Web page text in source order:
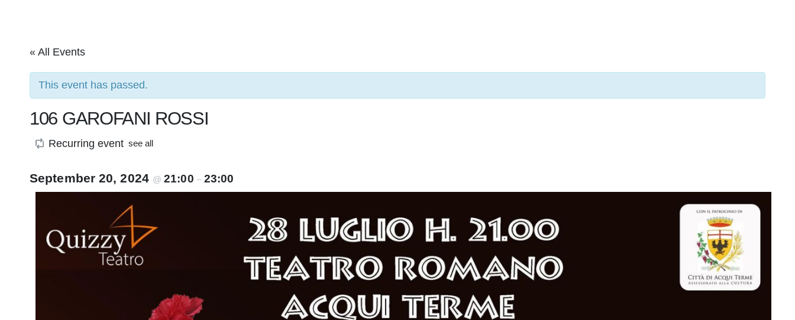
« All Events
This event has passed.
106 GAROFANI ROSSI
Recurring event see all
September 20, 2024 @21:00 – 23:00